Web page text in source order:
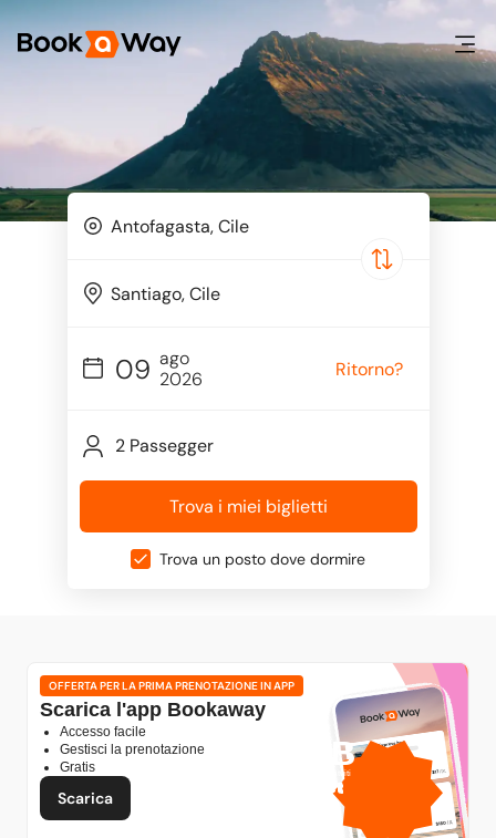
09 ago
2026
Ritorno?
2 Passegger
Trova i miei biglietti
Trova un posto dove dormire
1 GB
dati mobili gratuiti
OFFERTA PER LA PRIMA PRENOTAZIONE IN APP
Scarica l'app Bookaway
Accesso facile
Gestisci la prenotazione
Gratis
Scarica